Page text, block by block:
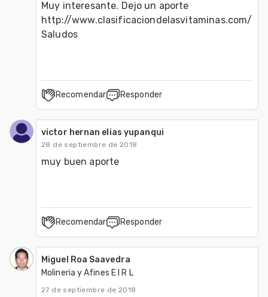
Muy interesante. Dejo un aporte
http://www.clasificaciondelasvitaminas.com/
Saludos
Recomendar Responder
victor hernan elias yupanqui
28 de septiembre de 2018
muy buen aporte
Recomendar Responder
Miguel Roa Saavedra
Molineria y Afines E I R L
27 de septiembre de 2018